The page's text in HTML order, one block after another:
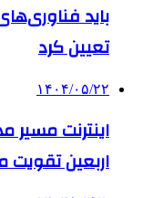
باید
تعیین کرد
۱۴۰۴/۰۵/۲۲
اینترنت مسیر
اربعین